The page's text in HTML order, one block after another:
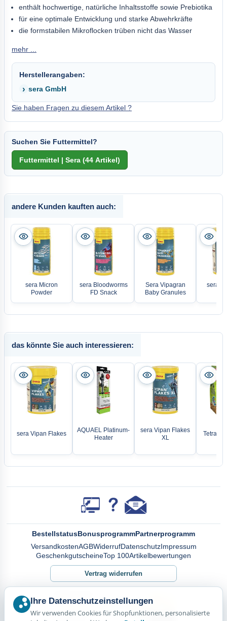
enthält hochwertige, natürliche Inhaltsstoffe sowie Prebiotika
für eine optimale Entwicklung und starke Abwehrkräfte
die formstabilen Mikroflocken trüben nicht das Wasser
mehr ...
Herstellerangaben:
sera GmbH
Sie haben Fragen zu diesem Artikel ?
Suchen Sie Futtermittel?
andere Kunden kauften auch:
sera Micron
Powder
sera Bloodworms
FD Snack
Sera Vipagran
Baby Granules
sera
das könnte Sie auch interessieren:
sera Vipan Flakes
AQUAEL Platinum-
Heater
sera Vipan Flakes
XL
Tetra
BestellstatusBonusprogrammPartnerprogramm
VersandkostenAGBWiderrufDatenschutzImpressum
GeschenkgutscheineTop 100Artikelbewertungen
Vertrag widerrufen
Ihre Datenschutzeinstellungen
Wir verwenden Cookies für Shopfunktionen, personalisierte